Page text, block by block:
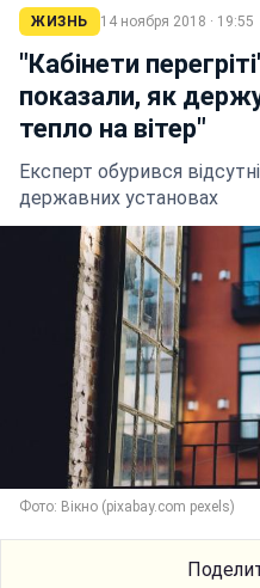
ЖИЗНЬ 14 ноября 2018 · 19:55
"Кабінети
показали, як
тепло на вітер"
Експерт обурився
державних установах
Фото: Вікно (pixabay.com pexels)